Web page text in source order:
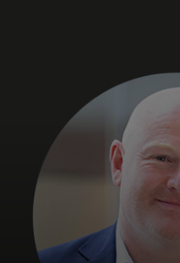
Untuk bisnis
Untuk dunia
Untuk inovator
Berita dan tren